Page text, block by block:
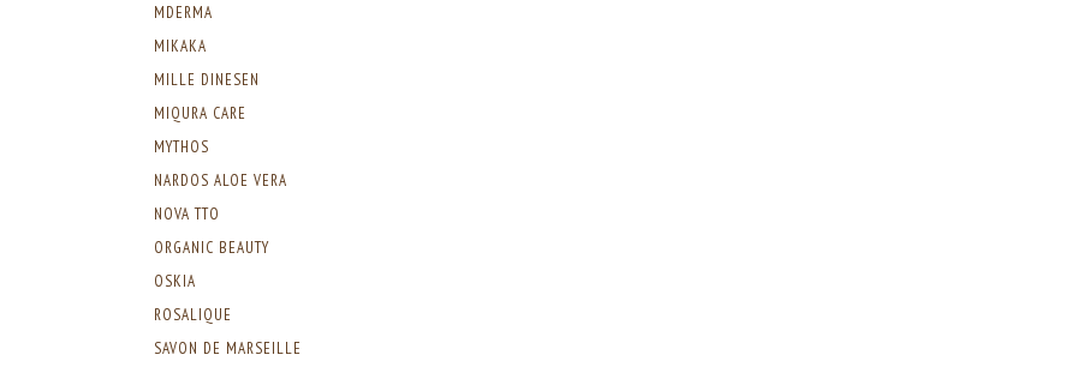
MDERMA
MIKAKA
MILLE DINESEN
MIQURA CARE
MYTHOS
NARDOS ALOE VERA
NOVA TTO
ORGANIC BEAUTY
OSKIA
ROSALIQUE
SAVON DE MARSEILLE